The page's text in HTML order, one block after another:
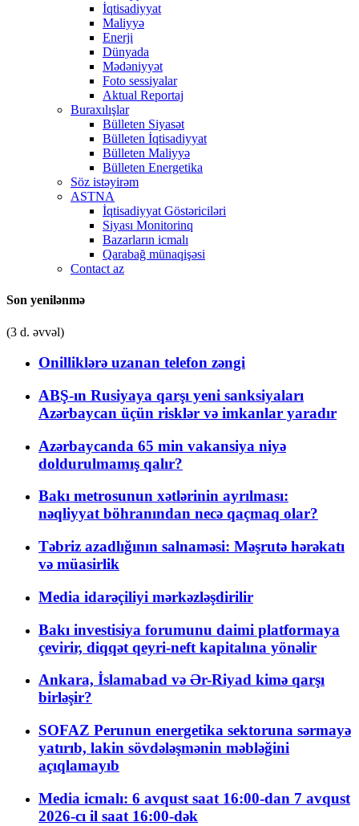
İqtisadiyyat
Maliyyə
Enerji
Dünyada
Mədəniyyət
Foto sessiyalar
Aktual Reportaj
Buraxılışlar
Bülleten Siyasət
Bülleten İqtisadiyyat
Bülleten Maliyyə
Bülleten Energetika
Söz istəyirəm
ASTNA
İqtisadiyyat Göstəriciləri
Siyası Monitorinq
Bazarların icmalı
Qarabağ münaqişəsi
Contact az
Son yenilənmə
(3 d. əvvəl)
Onilliklərə uzanan telefon zəngi
ABŞ-ın Rusiyaya qarşı yeni sanksiyaları
Azərbaycan üçün risklər və imkanlar yaradır
Azərbaycanda 65 min vakansiya niyə
doldurulmamış qalır?
Bakı metrosunun xətlərinin ayrılması:
nəqliyyat böhranından necə qaçmaq olar?
Təbriz azadlığının salnaməsi: Məşrutə hərəkatı
və müasirlik
Media idarəçiliyi mərkəzləşdirilir
Bakı investisiya forumunu daimi platformaya
çevirir, diqqət qeyri-neft kapitalına yönəlir
Ankara, İslamabad və Ər-Riyad kimə qarşı
birləşir?
SOFAZ Perunun energetika sektoruna sərmayə
yatırıb, lakin sövdələşmənin məbləğini
açıqlamayıb
Media icmalı: 6 avqust saat 16:00-dan 7 avqust
2026-cı il saat 16:00-dək